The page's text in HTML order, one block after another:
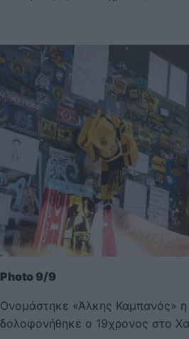
Photo 9/9
Ονομάστηκε «Άλκης Καμπανός»
δολοφονήθηκε ο 19χρονος στο